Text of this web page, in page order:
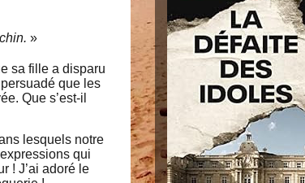
»
sa fille a disparu
que les
Que s’est-il
lesquels notre
qui
! J’ai adoré le